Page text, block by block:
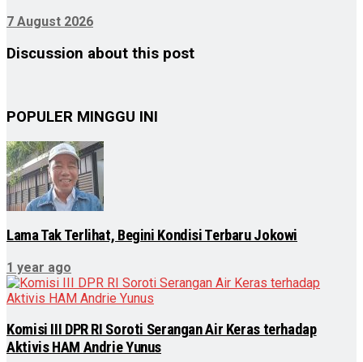
7 August 2026
Discussion about this post
POPULER MINGGU INI
Lama Tak Terlihat, Begini Kondisi Terbaru Jokowi
1 year ago
Komisi III DPR RI Soroti Serangan Air Keras terhadap
Aktivis HAM Andrie Yunus